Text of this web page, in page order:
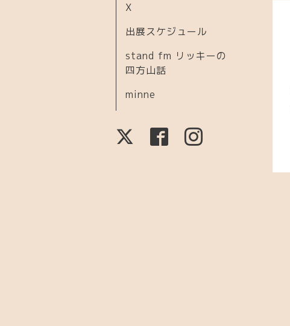
X
出展スケジュール
stand fm リッキーの
四方山話
minne